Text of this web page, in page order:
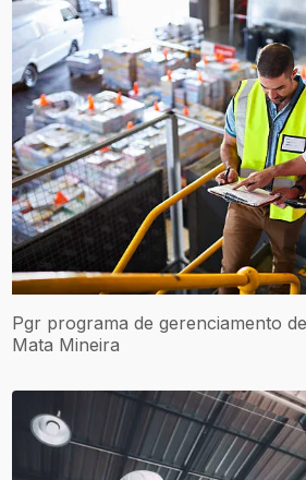
Pgr programa de gerenciamento
Mata Mineira